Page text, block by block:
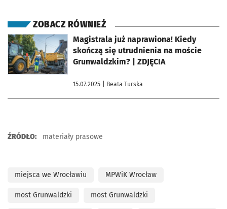
ZOBACZ RÓWNIEŻ
Magistrala już naprawiona! Kiedy
skończą się utrudnienia na moście
Grunwaldzkim? | ZDJĘCIA
15.07.2025 | Beata Turska
otworzy się w nowej karcie
ŹRÓDŁO: materiały prasowe
miejsca we Wrocławiu MPWiK Wrocław
most Grunwaldzki most Grunwaldzki